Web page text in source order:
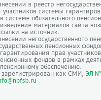
в реестр
системы
системе обязательного
материалов сайта
на источник.
негосударственного
пенсионных
прав участников
фондов в рамках
обеспечению.
зарегистрирован как СМИ, ЭЛ